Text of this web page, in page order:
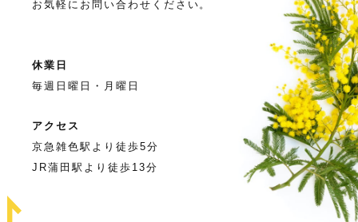
お気軽にお問い合わせください。
休業日
毎週日曜日・月曜日
アクセス
京急雑色駅より徒歩5分
JR蒲田駅より徒歩13分